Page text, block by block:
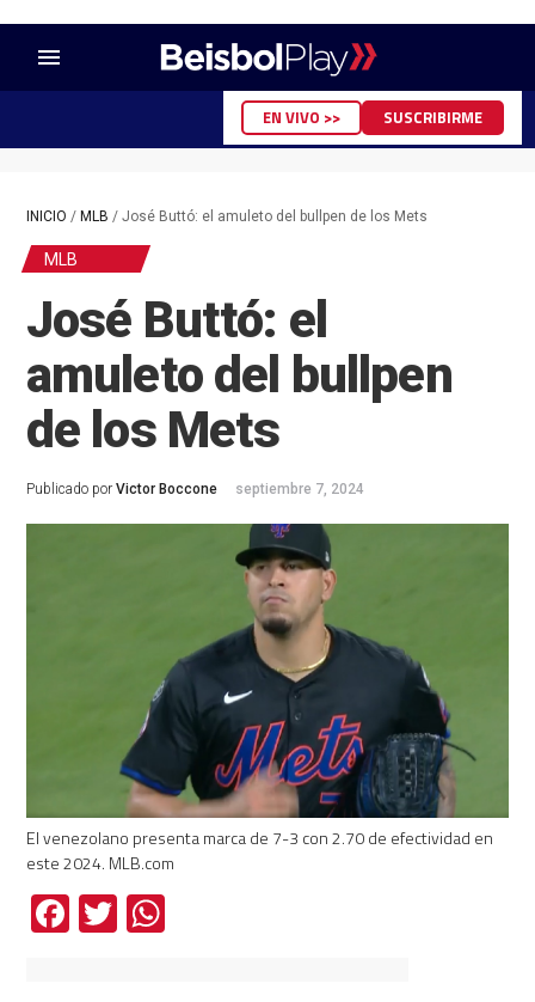
menu
EN VIVO >> SUSCRIBIRME
INICIO / MLB / José Buttó: el amuleto del bullpen de los Mets
MLB
José Buttó: el
amuleto del bullpen
de los Mets
Publicado por Victor Boccone septiembre 7, 2024
El venezolano presenta marca de 7-3 con 2.70 de efectividad en
este 2024. MLB.com
Facebook
Twitter